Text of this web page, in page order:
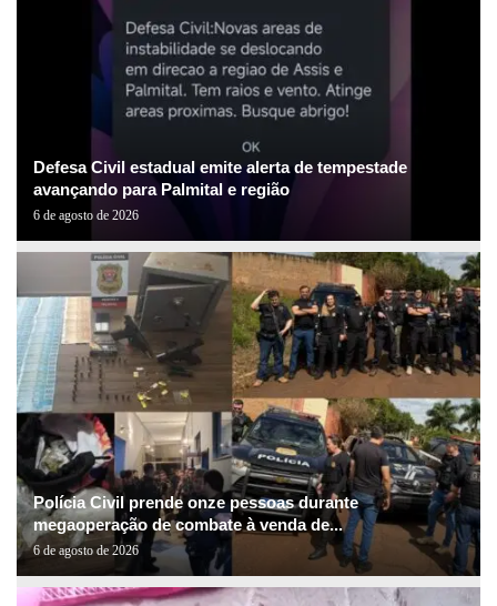
Defesa Civil estadual emite alerta de tempestade
avançando para Palmital e região
6 de agosto de 2026
Polícia Civil prende onze pessoas durante
megaoperação de combate à venda de...
6 de agosto de 2026